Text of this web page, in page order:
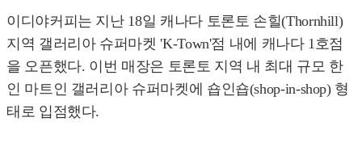
이디야커피는 지난 18일 캐나다 토론토 손힐(Thornhill)
지역 갤러리아 슈퍼마켓 'K-Town'점 내에 캐나다 1호점
을 오픈했다. 이번 매장은 토론토 지역 내 최대 규모 한
인 마트인 갤러리아 슈퍼마켓에 숍인숍(shop-in-shop) 형
태로 입점했다.